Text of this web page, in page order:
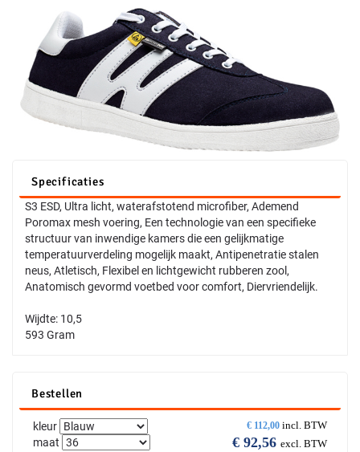
Specificaties
S3 ESD, Ultra licht, waterafstotend microfiber, Ademend
Poromax mesh voering, Een technologie van een specifieke
structuur van inwendige kamers die een gelijkmatige
temperatuurverdeling mogelijk maakt, Antipenetratie stalen
neus, Atletisch, Flexibel en lichtgewicht rubberen zool,
Anatomisch gevormd voetbed voor comfort, Diervriendelijk.
Wijdte: 10,5
593 Gram
Bestellen
€ 112,00 incl. BTW
€ 92,56 excl. BTW
kleur
maat